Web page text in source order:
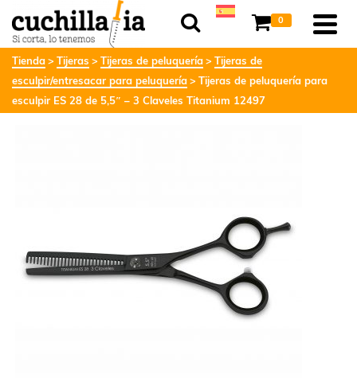
0
Tienda Tijeras Tijeras de peluquería
Tijeras de
esculpir/entresacar para peluquería
Tijeras de peluquería para
esculpir ES 28 de 5,5″ – 3 Claveles Titanium 12497